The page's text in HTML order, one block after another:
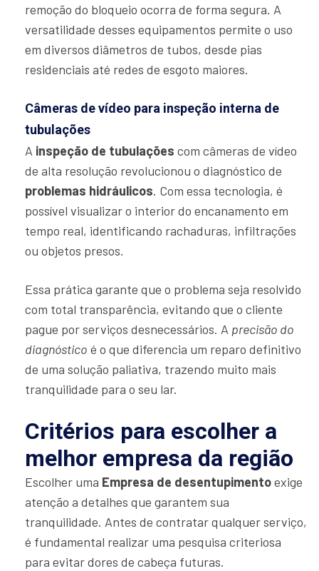
remoção do bloqueio ocorra de forma segura. A
versatilidade desses equipamentos permite o uso
em diversos diâmetros de tubos, desde pias
residenciais até redes de esgoto maiores.
Câmeras de vídeo para inspeção interna de
tubulações
A inspeção de tubulações com câmeras de vídeo
de alta resolução revolucionou o diagnóstico de
problemas hidráulicos. Com essa tecnologia, é
possível visualizar o interior do encanamento em
tempo real, identificando rachaduras, infiltrações
ou objetos presos.
Essa prática garante que o problema seja resolvido
com total transparência, evitando que o cliente
pague por serviços desnecessários. A precisão do
diagnóstico é o que diferencia um reparo definitivo
de uma solução paliativa, trazendo muito mais
tranquilidade para o seu lar.
Critérios para escolher a
melhor empresa da região
Escolher uma Empresa de desentupimentoexige
atenção a detalhes que garantem sua
tranquilidade. Antes de contratar qualquer serviço,
é fundamental realizar uma pesquisa criteriosa
para evitar dores de cabeça futuras.